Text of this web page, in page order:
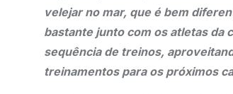
velejar no mar, que é bem
bastante junto com os atletas da
sequência de treinos,
treinamentos para os próximos